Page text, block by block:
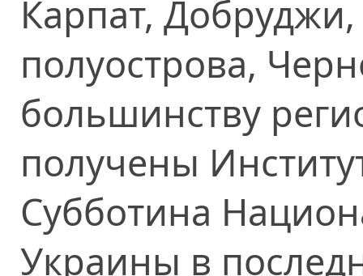
Карпат,
полуострова,
большинству
получены
Субботина
Украины в